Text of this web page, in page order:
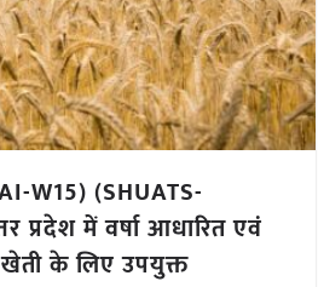
W15) (SHUATS-
प्रदेश में वर्षा आधारित एवं
खेती के लिए उपयुक्त